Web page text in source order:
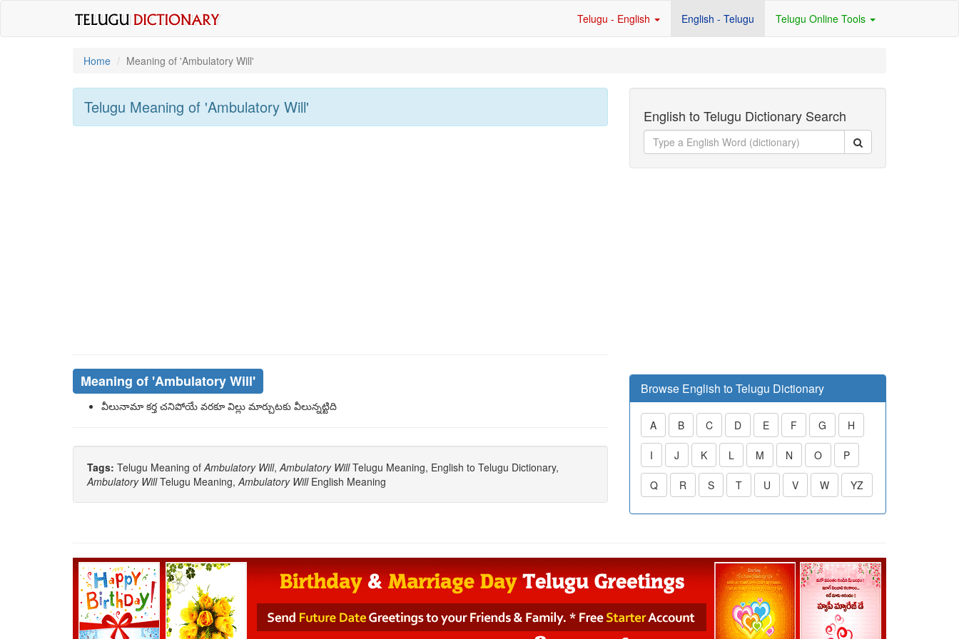
Telugu - English English - Telugu Telugu Online Tools
Home Meaning of 'Ambulatory Will'
Telugu Meaning of 'Ambulatory Will'
Meaning of 'Ambulatory Will'
వీలునామా కర్త చనిపోయే వరకూ విల్లు మార్చుటకు వీలున్నట్టిది
Tags: Telugu Meaning ofAmbulatory Will,Ambulatory WillTelugu Meaning, English to Telugu Dictionary,
Ambulatory WillTelugu Meaning,Ambulatory WillEnglish Meaning
English to Telugu Dictionary Search
Browse English to Telugu Dictionary
A B C D E F G H
I J K L M N O P
Q R S T U V W YZ